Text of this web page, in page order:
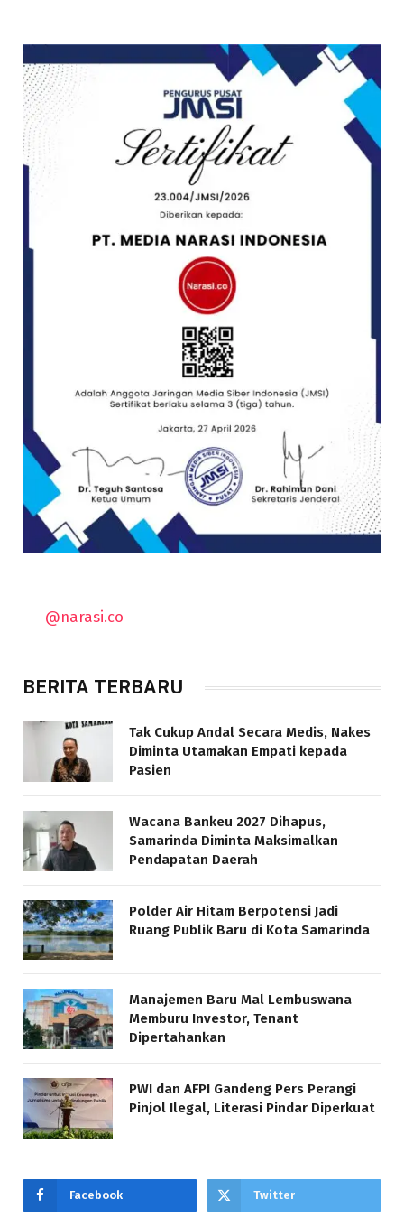
@narasi.co
BERITA TERBARU
Tak Cukup Andal Secara Medis, Nakes
Diminta Utamakan Empati kepada
Pasien
Wacana Bankeu 2027 Dihapus,
Samarinda Diminta Maksimalkan
Pendapatan Daerah
Polder Air Hitam Berpotensi Jadi
Ruang Publik Baru di Kota Samarinda
Manajemen Baru Mal Lembuswana
Memburu Investor, Tenant
Dipertahankan
PWI dan AFPI Gandeng Pers Perangi
Pinjol Ilegal, Literasi Pindar Diperkuat
Facebook Twitter